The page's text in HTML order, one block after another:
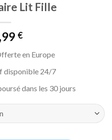
Lit Fille
€
en Europe
disponible 24/7
dans les 30 jours